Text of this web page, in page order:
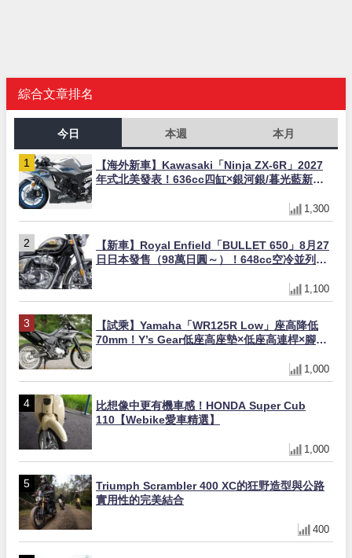
綜合文章排名
今日 本週 本月
【海外新車】Kawasaki「Ninja ZX-6R」2027
年式北美發表！636cc四缸×銀河銀/暮光藍新色
1,300
【新車】Royal Enfield「BULLET 650」8月27
日日本發售（98萬日圓～）！648cc空冷並列雙
1,100
【試乘】Yamaha「WR125R Low」座高降低
70mm！Y’s Gear低座高座墊×低座高連桿×腳踏
1,000
比想像中更有機車感！HONDA Super Cub
110【Webike愛車精選】
1,000
Triumph Scrambler 400 XC的狂野造型與公路
實用性的完美結合
400